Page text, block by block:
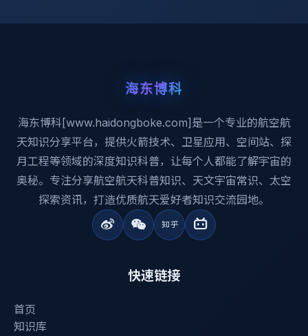
海东博科
海东博科[www.haidongboke.com]是一个专业的航空航
天知识分享平台，提供火箭技术、卫星应用、空间站、探
月工程等领域的深度知识科普，让每个人都能了解宇宙的
奥秘。专注分享航空航天科普知识、天文宇宙常识、太空
探索资讯，打造优质航天爱好者知识交流园地。
快速链接
首页
知识库